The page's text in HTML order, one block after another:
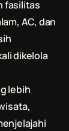
fasilitas
AC, dan
dikelola
lebih